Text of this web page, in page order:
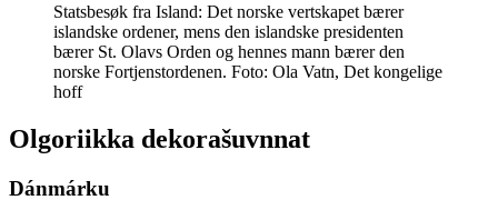
Statsbesøk fra Island: Det norske vertskapet bærer
islandske ordener, mens den islandske presidenten
bærer St. Olavs Orden og hennes mann bærer den
norske Fortjenstordenen. Foto: Ola Vatn, Det kongelige
hoff
Olgoriikka dekorašuvnnat
Dánmárku